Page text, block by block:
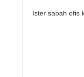
İster sabah ofis